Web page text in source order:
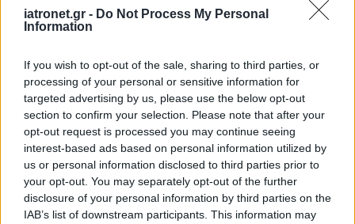
iatronet.gr - Do Not Process My Personal
Information
If you wish to opt-out of the sale, sharing to third parties, or
processing of your personal or sensitive information for
targeted advertising by us, please use the below opt-out
section to confirm your selection. Please note that after your
opt-out request is processed you may continue seeing
interest-based ads based on personal information utilized by
us or personal information disclosed to third parties prior to
your opt-out. You may separately opt-out of the further
disclosure of your personal information by third parties on the
IAB’s list of downstream participants. This information may
παιδικής ηλικίας τριπλασιάζουν τον κίνδυνο ν΄αναπτύξει
κάποιος καρκίνο του δέρματος στην ηλικία των 50 ετών.
5